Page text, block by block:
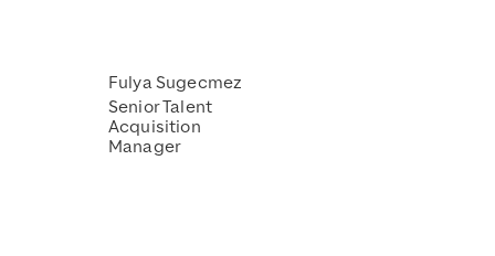
Fulya Sugecmez
Senior Talent
Acquisition
Manager